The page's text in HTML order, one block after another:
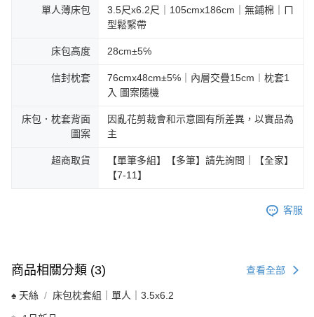
單人薄床包
3.5尺x6.2尺｜105cmx186cm｜無鋪棉｜ㄇ
型鬆緊帶
床包高度 28cm±5℅
信封枕套
76cmx48cm±5℅｜內層交疊15cm︱枕套1
入 圖案隨機
床包．枕套背面
圖案
因亂花剪裁會和示意圖有所差異，以實品為
主
超商取貨
【單筆多組】【多筆】請先詢問｜【全家】
【7-11】
客服
商品相關分類 (3) 查看全部
♠ 天絲 床包枕套組｜單人｜3.5x6.2